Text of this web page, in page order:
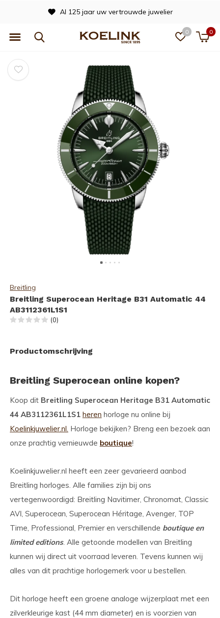
0 0
Al 125 jaar uw vertrouwde juwelier
Breitling
Breitling Superocean Heritage B31 Automatic 44
AB3112361L1S1
(0)
Productomschrijving
Breitling Superocean online kopen?
Koop dit Breitling Superocean Heritage B31 Automatic
44 AB3112361L1S1 heren horloge nu online bij
Koelinkjuwelier.nl. Horloge bekijken? Breng een bezoek aan
onze prachtig vernieuwde boutique!
Koelinkjuwelier.nl heeft een zeer gevarieerd aanbod
Breitling horloges. Alle families zijn bij ons
vertegenwoordigd: Breitling Navitimer, Chronomat, Classic
AVI, Superocean, Superocean Héritage, Avenger, TOP
Time, Professional, Premier en verschillende boutique en
limited editions. Alle getoonde modellen van Breitling
kunnen wij direct uit voorraad leveren. Tevens kunnen wij
alles van dit prachtige horlogemerk voor u bestellen.
Dit horloge heeft een groene analoge wijzerplaat met een
zilverkleurige kast (44 mm diameter) en is voorzien van